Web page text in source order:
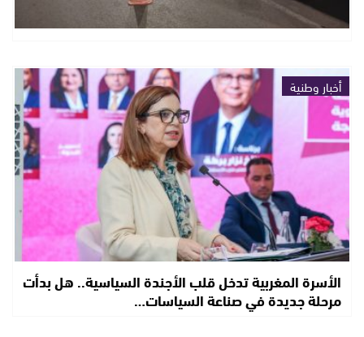
أخبار وطنية
الأسرة المغربية تدخل قلب الأجندة السياسية.. هل بدأت
مرحلة جديدة في صناعة السياسات…